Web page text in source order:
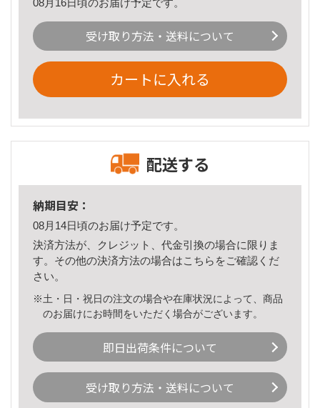
受け取り方法・送料について
カートに入れる
配送する
納期目安：
08月14日頃のお届け予定です。
決済方法が、クレジット、代金引換の場合に限りま
す。その他の決済方法の場合はこちら をご確認くだ
さい。
※土・日・祝日の注文の場合や在庫状況によって、商品
のお届けにお時間をいただく場合がございます。
即日出荷条件について
受け取り方法・送料について